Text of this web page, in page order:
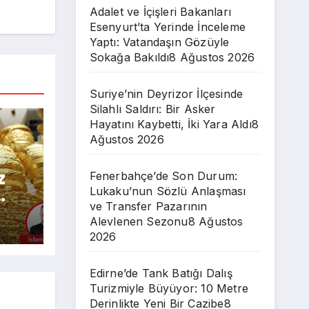
Adalet ve İçişleri Bakanları
Esenyurt’ta Yerinde İnceleme
Yaptı: Vatandaşın Gözüyle
Sokağa Bakıldı8 Ağustos 2026
Suriye’nin Deyrizor İlçesinde
Silahlı Saldırı: Bir Asker
Hayatını Kaybetti, İki Yara Aldı8
Ağustos 2026
Fenerbahçe’de Son Durum:
Lukaku’nun Sözlü Anlaşması
ve Transfer Pazarının
Alevlenen Sezonu8 Ağustos
2026
Edirne’de Tank Batığı Dalış
Turizmiyle Büyüyor: 10 Metre
Derinlikte Yeni Bir Cazibe8